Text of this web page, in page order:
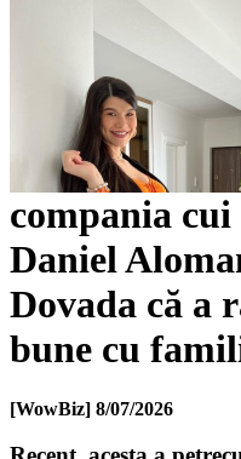
compania
Daniel
Dovada că a
bune cu
[WowBiz] 8/07/2026